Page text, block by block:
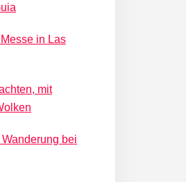
in Las
mit
bei